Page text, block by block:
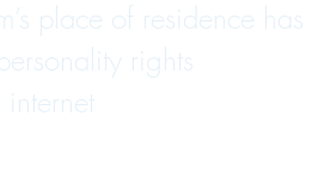
place of residence has
rights
internet